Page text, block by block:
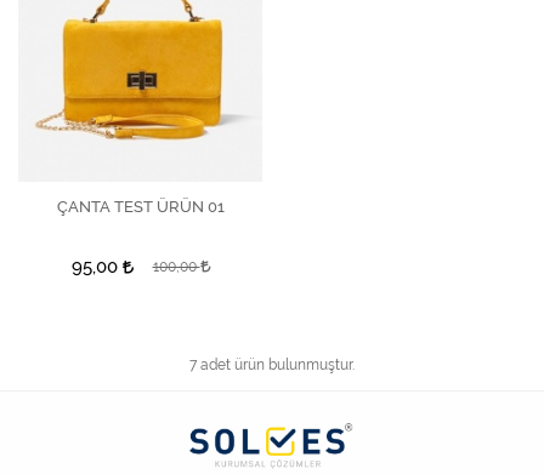
İncele
ÇANTA TEST ÜRÜN 01
95,00 100,00
7 adet ürün bulunmuştur.